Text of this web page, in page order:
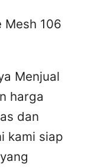
Mesh 106
Menjual
harga
dan
kami siap